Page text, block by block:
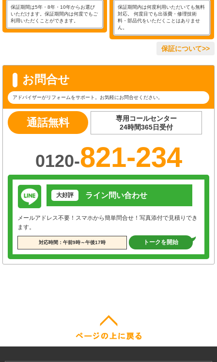
保証期間は5年・8年・10年からお選び
いただけます。保証期間内は何度でもご
利用いただくことができます。
保証期間内は何度利用いただいても無料
対応。 何度目でも出張費・修理技術
料・部品代をいただくことはありませ
ん。
保証について>>
お問合せ
アドバイザーがリフォームをサポート。お気軽にお問合せください。
通話無料
専用コールセンター
24時間365日受付
0120-821-234
大好評 ライン問い合わせ
メールアドレス不要！スマホから簡単問合せ！写真添付で見積りでき
ます。
対応時間：午前9時～午後17時 トークを開始